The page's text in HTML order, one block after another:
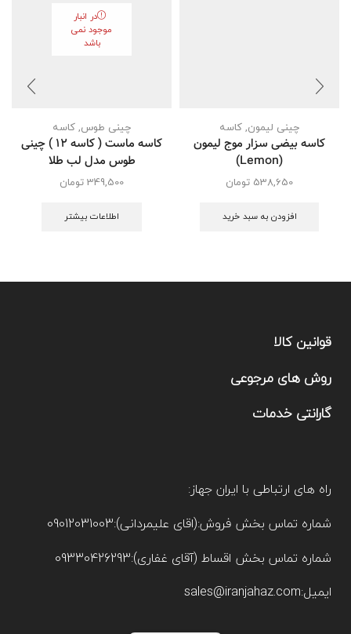
چینی لیمون, کاسه
کاسه بیضی سزار موج لیمون
(Lemon)
538,650 تومان
افزودن به سبد خرید
در انبار
موجود نمی
باشد
چینی طوس, کاسه
کاسه ماست ( کاسه 12 ) چینی
طوس مدل لب طلا
349,500 تومان
اطلاعات بیشتر
قوانین کالا
روش های مرجوعی
گارانتی خدمات
راه های ارتباطی با ایران جهاز:
شماره تماس بخش فروش:(اقای علیمردانی):09012031003
شماره تماس بخش اقساط (آقای غفاری):09330426293
ایمیل:sales@iranjahaz.com